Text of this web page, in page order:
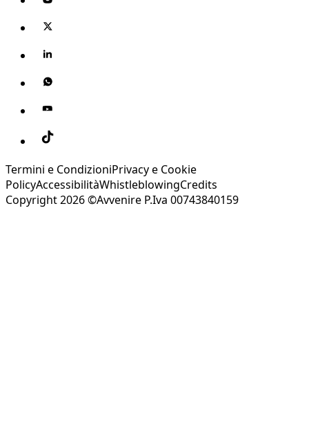
Termini e CondizioniPrivacy e Cookie
PolicyAccessibilitàWhistleblowingCredits
Copyright 2026 ©Avvenire P.Iva 00743840159